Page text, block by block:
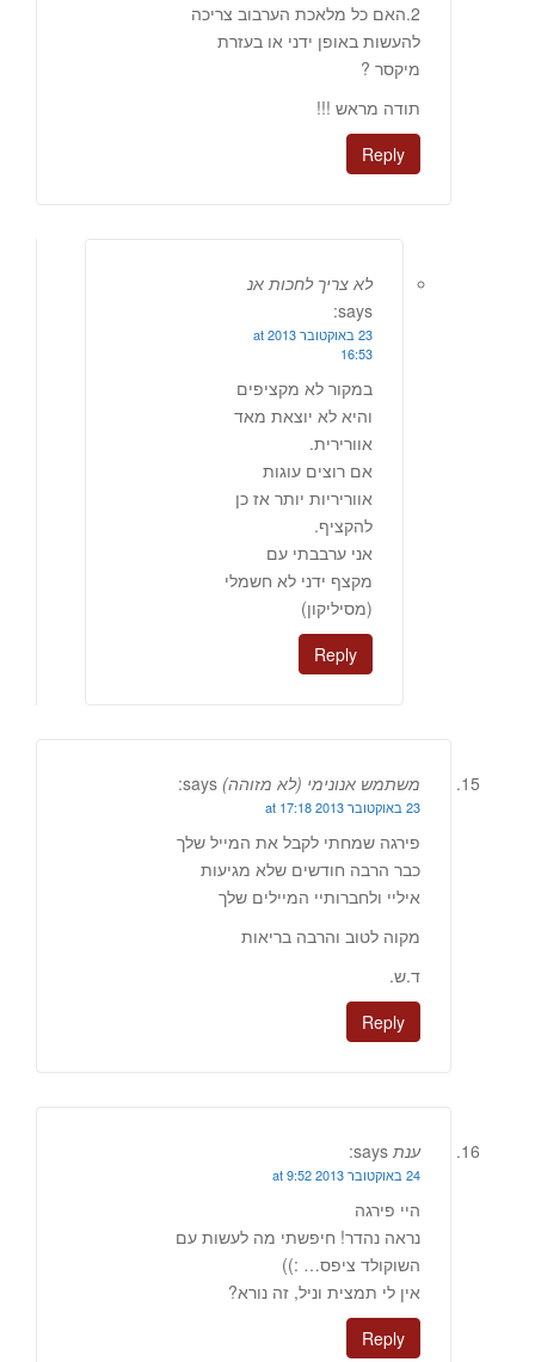
2.האם כל מלאכת הערבוב צריכה
להעשות באופן ידני או בעזרת
מיקסר ?
תודה מראש !!!
Reply
לא צריך לחכות אנ
says:
23 באוקטובר 2013 at
16:53
במקור לא מקציפים
והיא לא יוצאת מאד
אוורירית.
אם רוצים עוגות
אווריריות יותר אז כן
להקציף.
אני ערבבתי עם
מקצף ידני לא חשמלי
(מסיליקון)
Reply
משתמש אנונימי (לא מזוהה) says:
23 באוקטובר 2013 at 17:18
פירגה שמחתי לקבל את המייל שלך
כבר הרבה חודשים שלא מגיעות
איליי ולחברותיי המיילים שלך
מקוה לטוב והרבה בריאות
ד.ש.
Reply
ענת says:
24 באוקטובר 2013 at 9:52
היי פירגה
נראה נהדר! חיפשתי מה לעשות עם
השוקולד ציפס… :))
אין לי תמצית וניל, זה נורא?
Reply